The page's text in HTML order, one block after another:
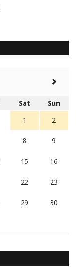
Sat
Sun
1
2
8 9
15 16
22 23
29 30